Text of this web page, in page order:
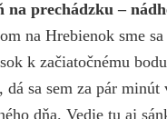
na prechádzku –
na Hrebienok sme
k začiatočnému
dá sa sem za pár
dňa. Vedie tu aj